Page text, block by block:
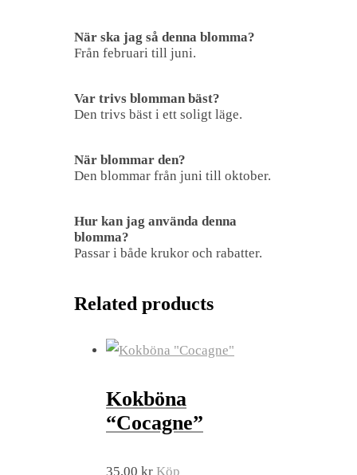
När ska jag så denna blomma?
Från februari till juni.
Var trivs blomman bäst?
Den trivs bäst i ett soligt läge.
När blommar den?
Den blommar från juni till oktober.
Hur kan jag använda denna
blomma?
Passar i både krukor och rabatter.
Related products
Kokböna
“Cocagne”
35,00 kr Köp